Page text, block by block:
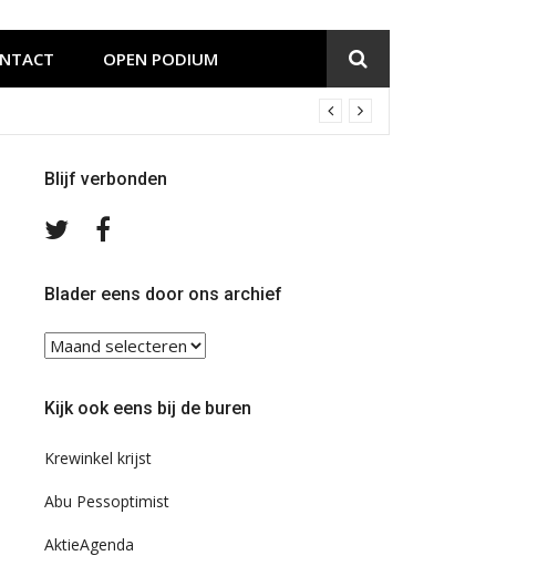
OPEN PODIUM
Blijf verbonden
Volg
TwitterFacebook
Blader eens door ons archief
Blader
eens
ons
Kijk ook eens bij de buren
Krewinkel krijst
Abu Pessoptimist
AktieAgenda